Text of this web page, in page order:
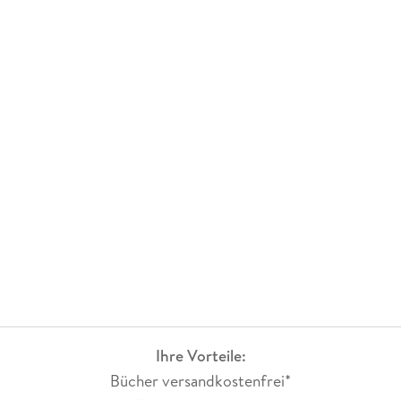
Ihre Vorteile:
Bücher versandkostenfrei*